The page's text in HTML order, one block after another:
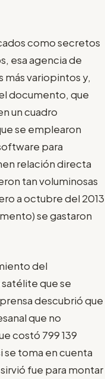
como secretos
esa agencia de
más variopintos y,
documento, que
un cuadro
se emplearon
para
relación directa
tan voluminosas
a octubre del 2013
se gastaron
del
que se
descubrió que
que no
costó 799 139
se toma en cuenta
fue para montar